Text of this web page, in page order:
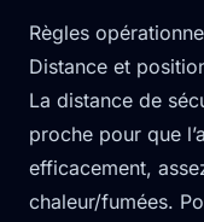
Règles
Distance et
La distance de
proche pour que
efficacement,
chaleur/fumées.